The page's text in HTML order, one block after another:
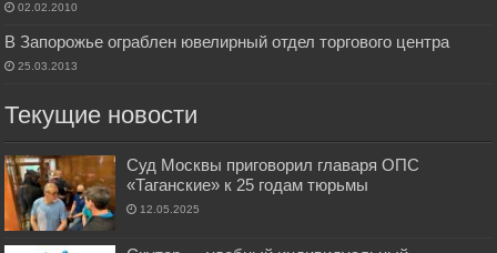
02.02.2010
В Запорожье ограблен ювелирный отдел торгового центра
25.03.2013
Текущие новости
Суд Москвы приговорил главаря ОПС
«Таганские» к 25 годам тюрьмы
12.05.2025